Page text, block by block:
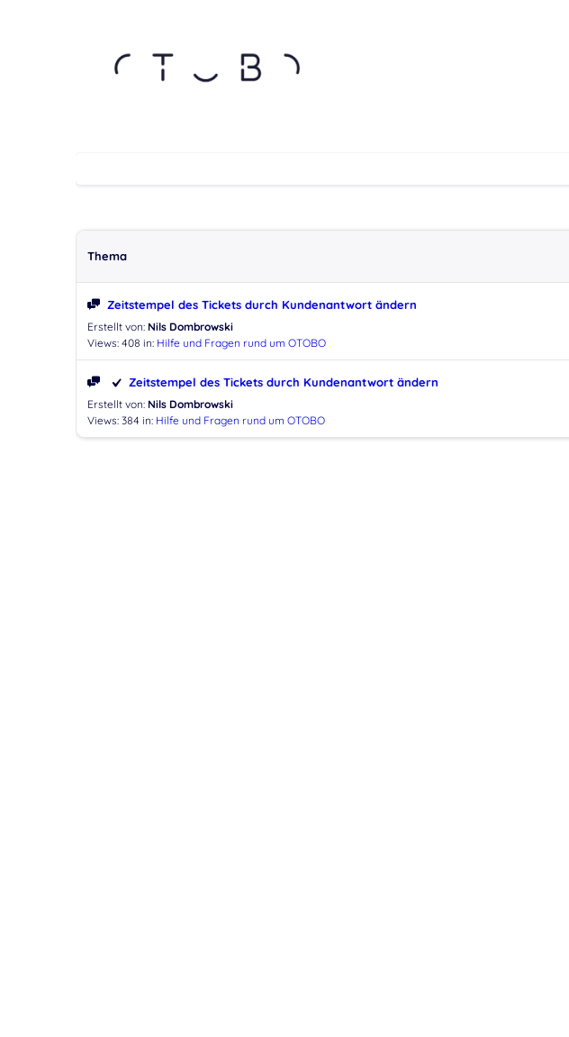
Thema
Zeitstempel des Tickets durch Kundenantwort ändern
Erstellt von: Nils Dombrowski
Views: 408 in: Hilfe und Fragen rund um OTOBO
Zeitstempel des Tickets durch Kundenantwort ändern
Erstellt von: Nils Dombrowski
Views: 384 in: Hilfe und Fragen rund um OTOBO